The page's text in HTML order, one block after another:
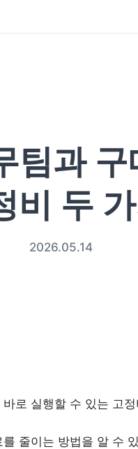
팀과
비 두
2026.05.14
로 실행할 수 있는 고
줄이는 방법을 알 수